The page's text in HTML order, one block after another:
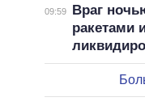
09:59
Враг
ракетами